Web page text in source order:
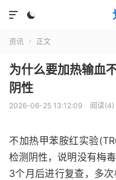


资讯  正文
为什么要加热输血
阴性
2026-06-25 13:12:09 阅读(4)
不加热甲苯胺红实验
检测阴性，说明没有梅
3个月后进行复查，多